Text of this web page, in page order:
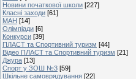
Новини початкової школи [227]
Класні заходи [61]
МАН [14]
Олімпіади [6]
Конкурси [39]
ПЛАСТ та Спортивний туризм [44]
Відео ПЛАСТ та Спортивний туризм [21]
Джура [13]
Спорт у ЗОШ №3 [59]
Шкільне самоврядування [22]